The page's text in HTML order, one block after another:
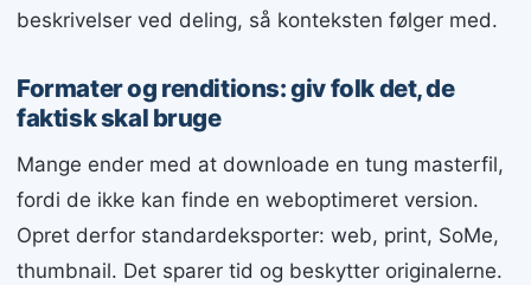
beskrivelser ved deling, så konteksten følger med.
Formater og renditions: giv folk det, de
faktisk skal bruge
Mange ender med at downloade en tung masterfil,
fordi de ikke kan finde en weboptimeret version.
Opret derfor standardeksporter: web, print, SoMe,
thumbnail. Det sparer tid og beskytter originalerne.